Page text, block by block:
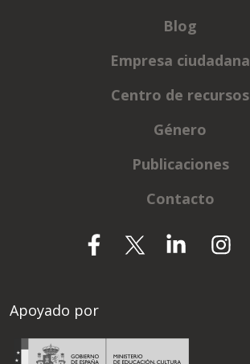
Blog
Empresa ciudadana
Centro de recursos
Género
Publicaciones
Contacto
Apoyado por